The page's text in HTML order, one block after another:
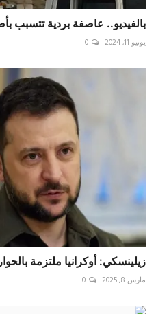
بالفيديو.. عاصفة بردية تتسبب
يونيو 11, 2024 0
زيلينسكي: أوكرانيا ملتزمة
مارس 8, 2025 0